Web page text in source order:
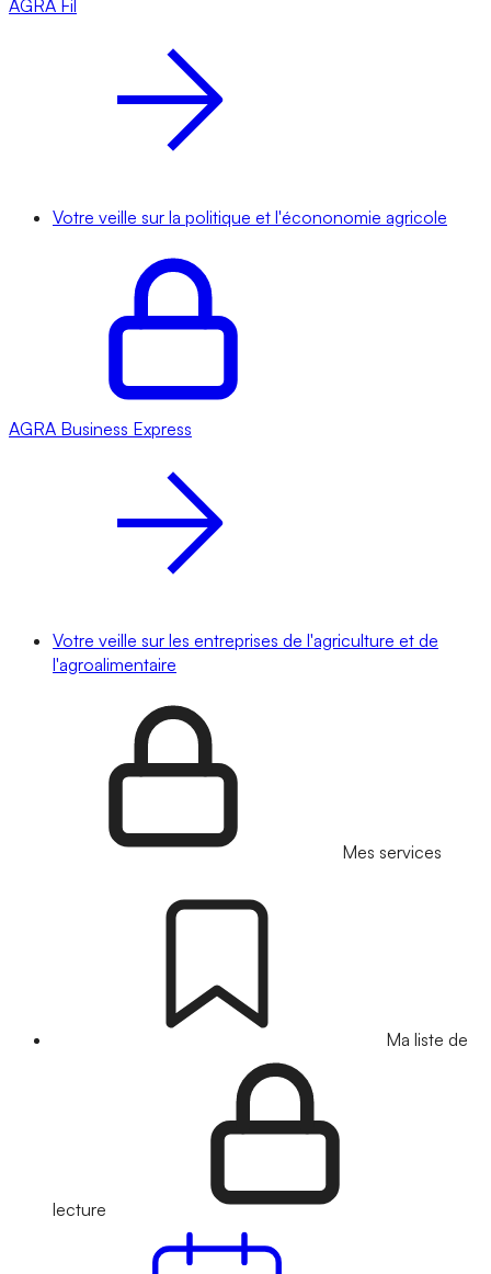
AGRA Fil
Votre veille sur la politique et l'écononomie agricole
AGRA Business Express
Votre veille sur les entreprises de l'agriculture et de
l'agroalimentaire
Mes services
Ma liste de
lecture